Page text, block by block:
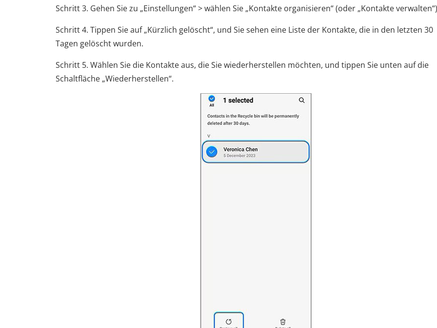
Schritt 3. Gehen Sie zu „Einstellungen“ > wählen Sie „Kontakte organisieren“ (oder „Kontakte
Schritt 4. Tippen Sie auf „Kürzlich gelöscht“, und Sie sehen eine Liste der Kontakte, die in den letzten 30
Tagen gelöscht wurden.
Schritt 5. Wählen Sie die Kontakte aus, die Sie wiederherstellen möchten, und tippen Sie unten auf die
Schaltfläche „Wiederherstellen“.